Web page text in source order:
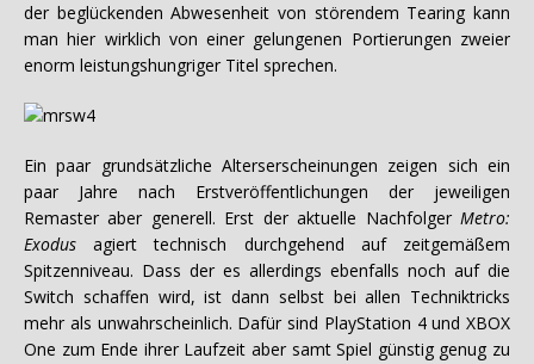
der beglückenden Abwesenheit von störendem Tearing kann
man hier wirklich von einer gelungenen Portierungen zweier
enorm leistungshungriger Titel sprechen.
Ein paar grundsätzliche Alterserscheinungen zeigen sich ein
paar Jahre nach Erstveröffentlichungen der jeweiligen
Remaster aber generell. Erst der aktuelle Nachfolger Metro:
Exodus agiert technisch durchgehend auf zeitgemäßem
Spitzenniveau. Dass der es allerdings ebenfalls noch auf die
Switch schaffen wird, ist dann selbst bei allen Techniktricks
mehr als unwahrscheinlich. Dafür sind PlayStation 4 und XBOX
One zum Ende ihrer Laufzeit aber samt Spiel günstig genug zu